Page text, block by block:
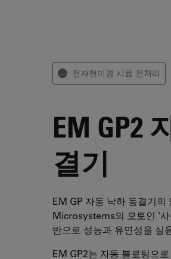
⋯ 전자현미경 시료 전처리
EM GP2
결기
EM GP 자동 낙하 동결기의
Microsystems의 모토인 '
반으로 성능과 유연성을 실
EM GP2는 자동 블로팅으